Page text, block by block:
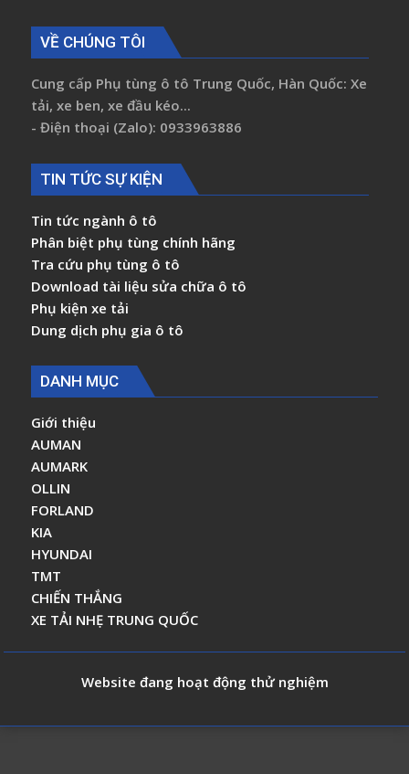
VỀ CHÚNG TÔI
Cung cấp Phụ tùng ô tô Trung Quốc, Hàn Quốc: Xe
tải, xe ben, xe đầu kéo...
- Điện thoại (Zalo): 0933963886
TIN TỨC SỰ KIỆN
Tin tức ngành ô tô
Phân biệt phụ tùng chính hãng
Tra cứu phụ tùng ô tô
Download tài liệu sửa chữa ô tô
Phụ kiện xe tải
Dung dịch phụ gia ô tô
DANH MỤC
Giới thiệu
AUMAN
AUMARK
OLLIN
FORLAND
KIA
HYUNDAI
TMT
CHIẾN THẮNG
XE TẢI NHẸ TRUNG QUỐC
Website đang hoạt động thử nghiệm